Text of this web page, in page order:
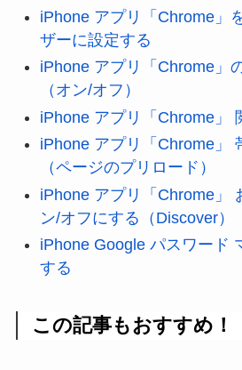
iPhone アプリ「Chrome」
ザーに設定する
iPhone アプリ「Chrome」
（オン/オフ）
iPhone アプリ「Chrome」
iPhone アプリ「Chrome」
（ページのプリロード）
iPhone アプリ「Chrome」
ン/オフにする（Discover）
iPhone Google パスワード
する
この記事もおすすめ！